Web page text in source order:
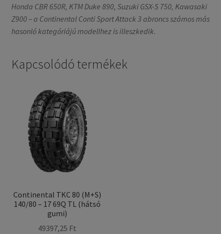
Honda CBR 650R, KTM Duke 890, Suzuki GSX-S 750, Kawasaki
Z900 – a Continental Conti Sport Attack 3 abroncs számos más
hasonló kategóriájú modellhez is illeszkedik.
Kapcsolódó termékek
Continental TKC 80 (M+S)
140/80 – 17 69Q TL (hátsó
gumi)
49397,25 Ft